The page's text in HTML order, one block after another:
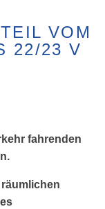
VOM
22/23 V
fahrenden